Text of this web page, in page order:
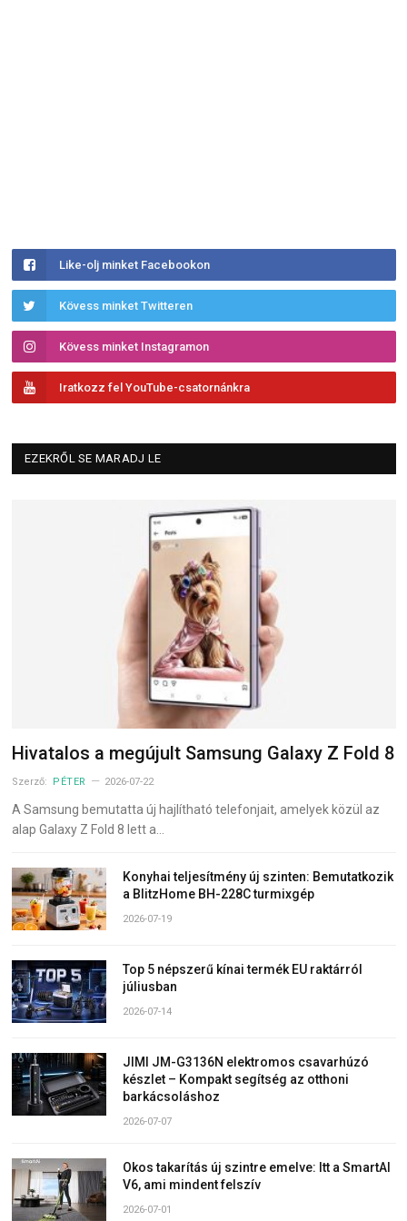
Like-olj minket Facebookon
Kövess minket Twitteren
Kövess minket Instagramon
Iratkozz fel YouTube-csatornánkra
EZEKRŐL SE MARADJ LE
Hivatalos a megújult Samsung Galaxy Z Fold 8
Szerző: PÉTER 2026-07-22
A Samsung bemutatta új hajlítható telefonjait, amelyek közül az
alap Galaxy Z Fold 8 lett a…
Konyhai teljesítmény új szinten: Bemutatkozik
a BlitzHome BH-228C turmixgép
2026-07-19
Top 5 népszerű kínai termék EU raktárról
júliusban
2026-07-14
JIMI JM-G3136N elektromos csavarhúzó
készlet – Kompakt segítség az otthoni
barkácsoláshoz
2026-07-07
Okos takarítás új szintre emelve: Itt a SmartAI
V6, ami mindent felszív
2026-07-01